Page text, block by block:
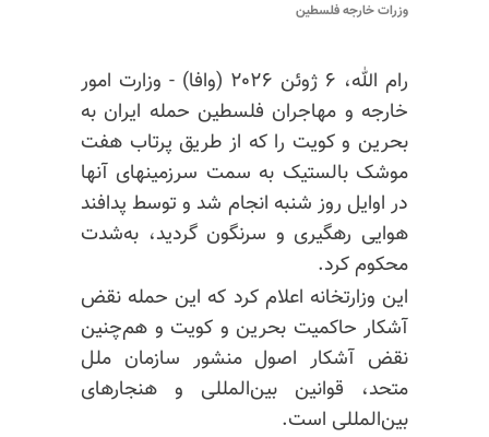
وزرات خارجه فلسطین
رام الله، ۶ ژوئن ۲۰۲۶ (وافا) - وزارت امور
خارجه و مهاجران فلسطین حمله ایران به
بحرین و کویت را که از طریق پرتاب هفت
موشک بالستیک به سمت سرزمینهای آنها
در اوایل روز شنبه انجام شد و توسط پدافند
هوایی رهگیری و سرنگون گردید، به‌شدت
محکوم کرد.
این وزارتخانه اعلام کرد که این حمله نقض
آشکار حاکمیت بحرین و کویت و هم‌چنین
نقض آشکار اصول منشور سازمان ملل
متحد، قوانین بین‌المللی و هنجارهای
بین‌المللی است.